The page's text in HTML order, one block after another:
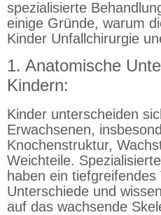
spezialisierte
einige Gründe, warum
Kinder Unfallchirurgie
1. Anatomische
Kindern:
Kinder unterscheiden
Erwachsenen,
Knochenstruktur,
Weichteile.
haben ein
Unterschiede und
auf das wachsende